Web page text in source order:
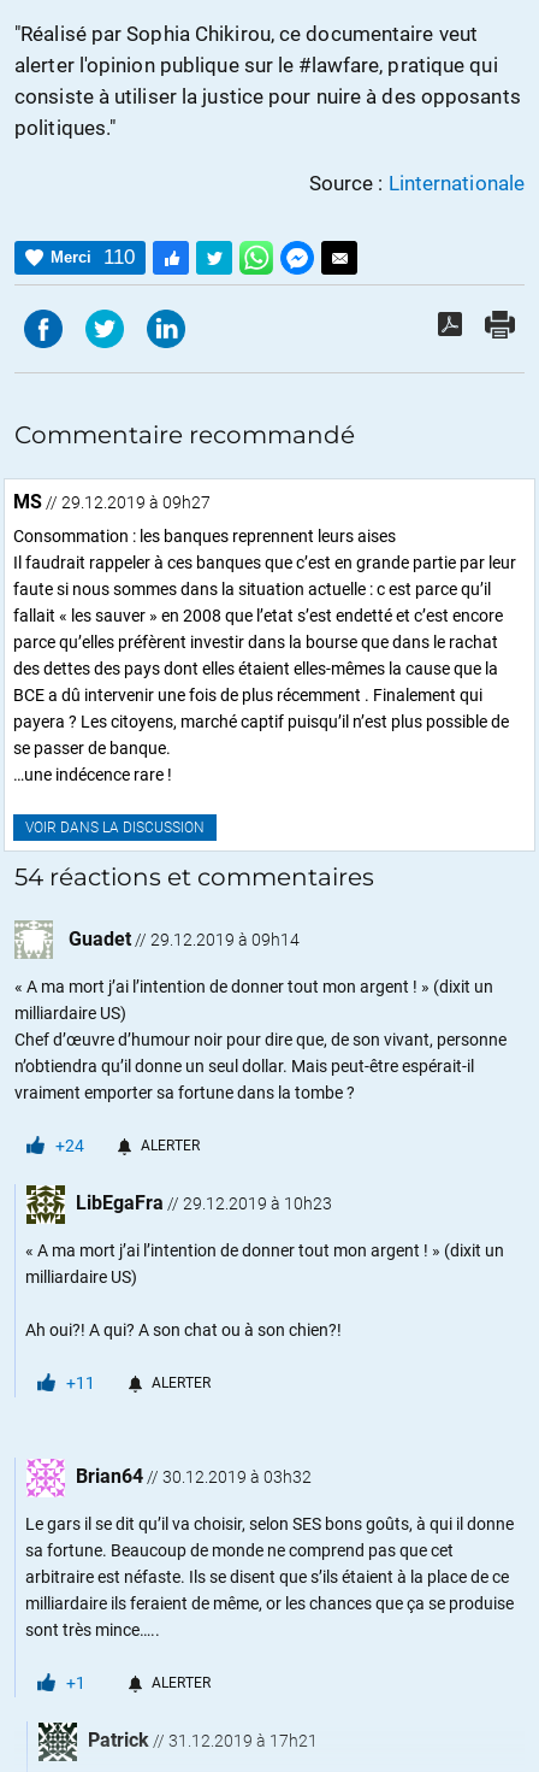
"Réalisé par Sophia Chikirou, ce documentaire veut
alerter l'opinion publique sur le #lawfare, pratique qui
consiste à utiliser la justice pour nuire à des opposants
politiques."
Source : Linternationale
Merci 110
Commentaire recommandé
MS // 29.12.2019 à 09h27
Consommation : les banques reprennent leurs aises
Il faudrait rappeler à ces banques que c’est en grande partie par leur
faute si nous sommes dans la situation actuelle : c est parce qu’il
fallait « les sauver » en 2008 que l’etat s’est endetté et c’est encore
parce qu’elles préfèrent investir dans la bourse que dans le rachat
des dettes des pays dont elles étaient elles-mêmes la cause que la
BCE a dû intervenir une fois de plus récemment . Finalement qui
payera ? Les citoyens, marché captif puisqu’il n’est plus possible de
se passer de banque.
…une indécence rare !
VOIR DANS LA DISCUSSION
54 réactions et commentaires
Guadet // 29.12.2019 à 09h14
« A ma mort j’ai l’intention de donner tout mon argent ! » (dixit un
milliardaire US)
Chef d’œuvre d’humour noir pour dire que, de son vivant, personne
n’obtiendra qu’il donne un seul dollar. Mais peut-être espérait-il
vraiment emporter sa fortune dans la tombe ?
+24 ALERTER
LibEgaFra // 29.12.2019 à 10h23
« A ma mort j’ai l’intention de donner tout mon argent ! » (dixit un
milliardaire US)
Ah oui?! A qui? A son chat ou à son chien?!
+11 ALERTER
Brian64 // 30.12.2019 à 03h32
Le gars il se dit qu’il va choisir, selon SES bons goûts, à qui il donne
sa fortune. Beaucoup de monde ne comprend pas que cet
arbitraire est néfaste. Ils se disent que s’ils étaient à la place de ce
milliardaire ils feraient de même, or les chances que ça se produise
sont très mince…..
+1 ALERTER
Patrick // 31.12.2019 à 17h21